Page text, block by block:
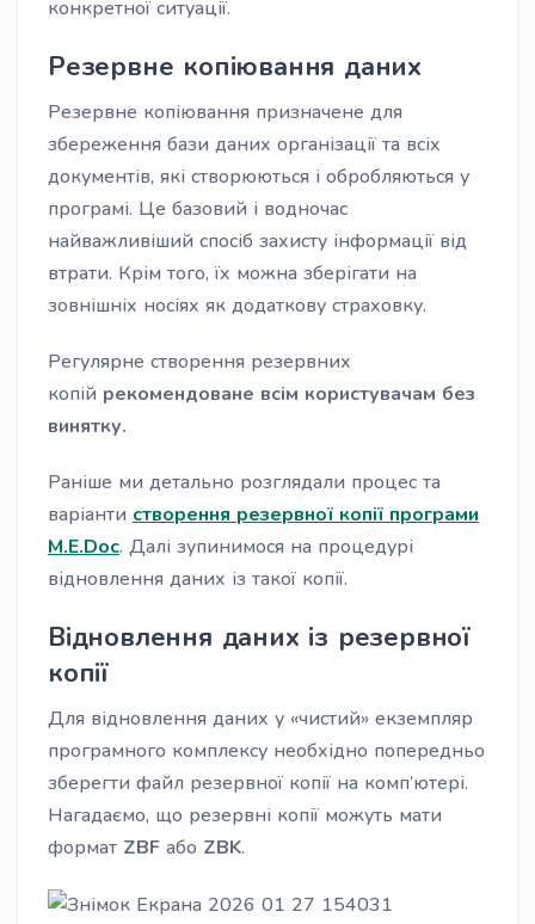
конкретної ситуації.
Резервне копіювання даних
Резервне копіювання призначене для
збереження бази даних організації та всіх
документів, які створюються і обробляються у
програмі. Це базовий і водночас
найважливіший спосіб захисту інформації від
втрати. Крім того, їх можна зберігати на
зовнішніх носіях як додаткову страховку.
Регулярне створення резервних
копій рекомендоване всім користувачам без
винятку.
Раніше ми детально розглядали процес та
варіанти створення резервної копії програми
M.E.Doc. Далі зупинимося на процедурі
відновлення даних із такої копії.
Відновлення даних із резервної
копії
Для відновлення даних у «чистий» екземпляр
програмного комплексу необхідно попередньо
зберегти файл резервної копії на комп’ютері.
Нагадаємо, що резервні копії можуть мати
формат ZBF або ZBK.